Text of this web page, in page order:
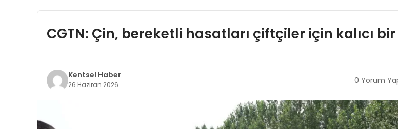
CGTN: Çin, bereketli hasatları çiftçiler için kalıcı
Kentsel Haber
26 Haziran 2026 0 Yorum